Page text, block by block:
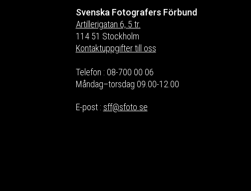
Svenska Fotografers Förbund
Artillerigatan 6, 5 tr.
114 51 Stockholm
Kontaktuppgifter till oss
Telefon : 08-700 00 06
Måndag–torsdag 09.00-12.00
E-post : sff@sfoto.se